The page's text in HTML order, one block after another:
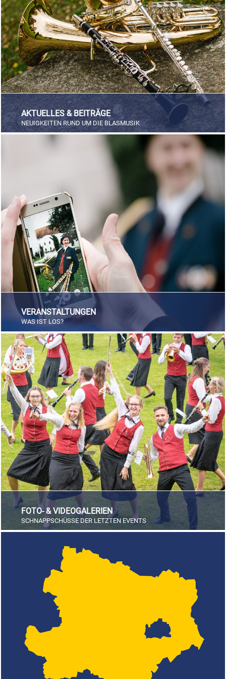
FÖRDERERNADELN
VERDIENSTKREUZE
EHRENKREUZE
EHRENRING
JOSEF LEEB-MEDAILLE
BEZIRKSJUGENDREFERENTEN
BEZIRKSSTABFÜHRER
AKTUELLES & BEITRÄGE
NEUIGKEITEN RUND UM DIE BLASMUSIK
VERANSTALTUNGEN
WAS IST LOS?
FOTO- & VIDEOGALERIEN
SCHNAPPSCHÜSSE DER LETZTEN EVENTS